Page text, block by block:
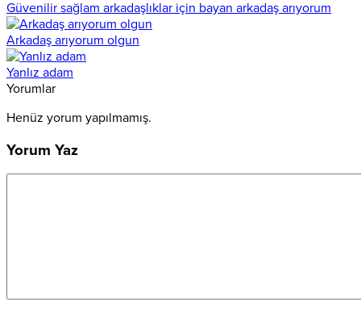
Güvenilir sağlam arkadaşlıklar için bayan arkadaş arıyorum
Arkadaş arıyorum olgun
Yanlız adam
Yorumlar
Henüz yorum yapılmamış.
Yorum Yaz